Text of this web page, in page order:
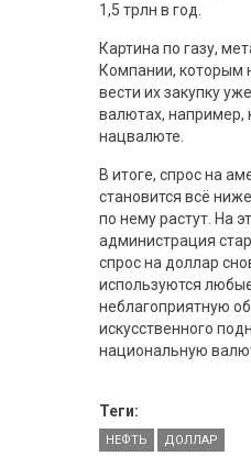
1,5 трлн в год.
Картина по газу,
Компании, которым
вести их закупку
валютах, например,
нацвалюте.
В итоге, спрос на
становится всё
по нему растут. На
администрация
спрос на доллар
используются
неблагоприятную
искусственного
национальную
Теги:
НЕФТЬ ДОЛЛАР